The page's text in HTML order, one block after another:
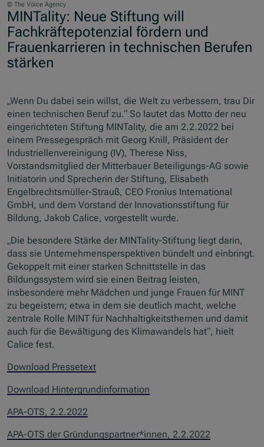
© The Voice Agency
MINTality: Neue Stiftung will
Fachkräftepotenzial fördern und
Frauenkarrieren in technischen Berufen
stärken
„Wenn Du dabei sein willst, die Welt zu verbessern, trau Dir
einen technischen Beruf zu.“ So lautet das Motto der neu
eingerichteten Stiftung MINTality, die am 2.2.2022 bei
einem Pressegespräch mit Georg Knill, Präsident der
Industriellenvereinigung (IV), Therese Niss,
Vorstandsmitglied der Mitterbauer Beteiligungs-AG sowie
Initiatorin und Sprecherin der Stiftung, Elisabeth
Engelbrechtsmüller-Strauß, CEO Fronius International
GmbH, und dem Vorstand der Innovationsstiftung für
Bildung, Jakob Calice, vorgestellt wurde.
„Die besondere Stärke der MINTality-Stiftung liegt darin,
dass sie Unternehmensperspektiven bündelt und einbringt.
Gekoppelt mit einer starken Schnittstelle in das
Bildungssystem wird sie einen Beitrag leisten,
insbesondere mehr Mädchen und junge Frauen für MINT
zu begeistern; etwa in dem sie deutlich macht, welche
zentrale Rolle MINT für Nachhaltigkeitsthemen und damit
auch für die Bewältigung des Klimawandels hat“, hielt
Calice fest.
Download Pressetext
Download Hintergrundinformation
APA-OTS, 2.2.2022
APA-OTS der Gründungspartner*innen, 2.2.2022